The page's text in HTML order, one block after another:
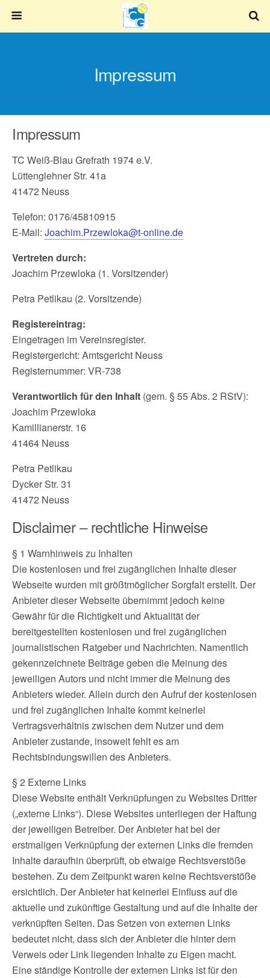
Impressum
Impressum
TC Weiß-Blau Grefrath 1974 e.V.
Lüttenglehner Str. 41a
41472 Neuss
Telefon: 0176/45810915
E-Mail: Joachim.Przewloka@t-online.de
Vertreten durch:
Joachim Przewloka (1. Vorsitzender)
Petra Petlikau (2. Vorsitzende)
Registereintrag:
Eingetragen im Vereinsregister.
Registergericht: Amtsgericht Neuss
Registernummer: VR-738
Verantwortlich für den Inhalt (gem. § 55 Abs. 2 RStV):
Joachim Przewloka
Kamillianerstr. 16
41464 Neuss
Petra Petlikau
Dycker Str. 31
41472 Neuss
Disclaimer – rechtliche Hinweise
§ 1 Warnhinweis zu Inhalten
Die kostenlosen und frei zugänglichen Inhalte dieser
Webseite wurden mit größtmöglicher Sorgfalt erstellt. Der
Anbieter dieser Webseite übernimmt jedoch keine
Gewähr für die Richtigkeit und Aktualität der
bereitgestellten kostenlosen und frei zugänglichen
journalistischen Ratgeber und Nachrichten. Namentlich
gekennzeichnete Beiträge geben die Meinung des
jeweiligen Autors und nicht immer die Meinung des
Anbieters wieder. Allein durch den Aufruf der kostenlosen
und frei zugänglichen Inhalte kommt keinerlei
Vertragsverhältnis zwischen dem Nutzer und dem
Anbieter zustande, insoweit fehlt es am
Rechtsbindungswillen des Anbieters.
§ 2 Externe Links
Diese Website enthält Verknüpfungen zu Websites Dritter
(„externe Links“). Diese Websites unterliegen der Haftung
der jeweiligen Betreiber. Der Anbieter hat bei der
erstmaligen Verknüpfung der externen Links die fremden
Inhalte daraufhin überprüft, ob etwaige Rechtsverstöße
bestehen. Zu dem Zeitpunkt waren keine Rechtsverstöße
ersichtlich. Der Anbieter hat keinerlei Einfluss auf die
aktuelle und zukünftige Gestaltung und auf die Inhalte der
verknüpften Seiten. Das Setzen von externen Links
bedeutet nicht, dass sich der Anbieter die hinter dem
Verweis oder Link liegenden Inhalte zu Eigen macht.
Eine ständige Kontrolle der externen Links ist für den